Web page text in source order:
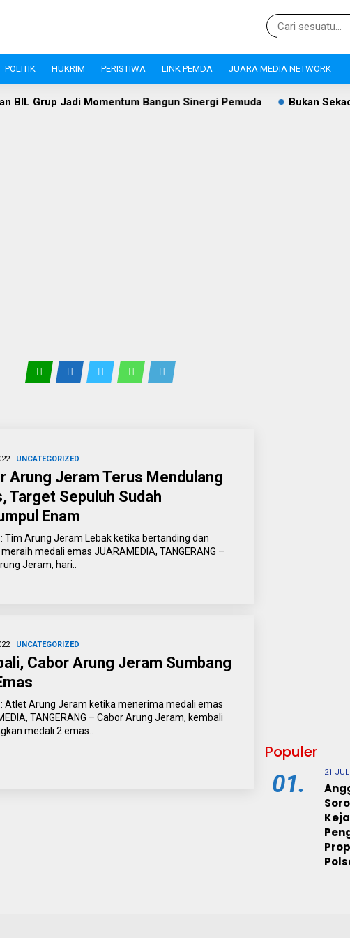
POLITIK HUKRIM PERISTIWA LINK PEMDA JUARA MEDIA NETWORK
Grup Jadi Momentum Bangun Sinergi Pemuda Bukan Sekadar
| UNCATEGORIZED
Arung Jeram Terus Mendulang
Target Sepuluh Sudah
Enam
Tim Arung Jeram Lebak ketika bertanding dan
medali emas JUARAMEDIA, TANGERANG –
Jeram, hari..
| UNCATEGORIZED
Cabor Arung Jeram Sumbang
Atlet Arung Jeram ketika menerima medali emas
TANGERANG – Cabor Arung Jeram, kembali
medali 2 emas..
Populer
01. 21